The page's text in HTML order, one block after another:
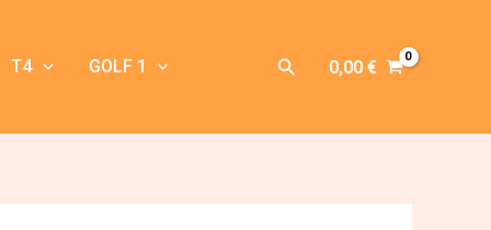
T4 GOLF 1 Rechercher
0,00 €